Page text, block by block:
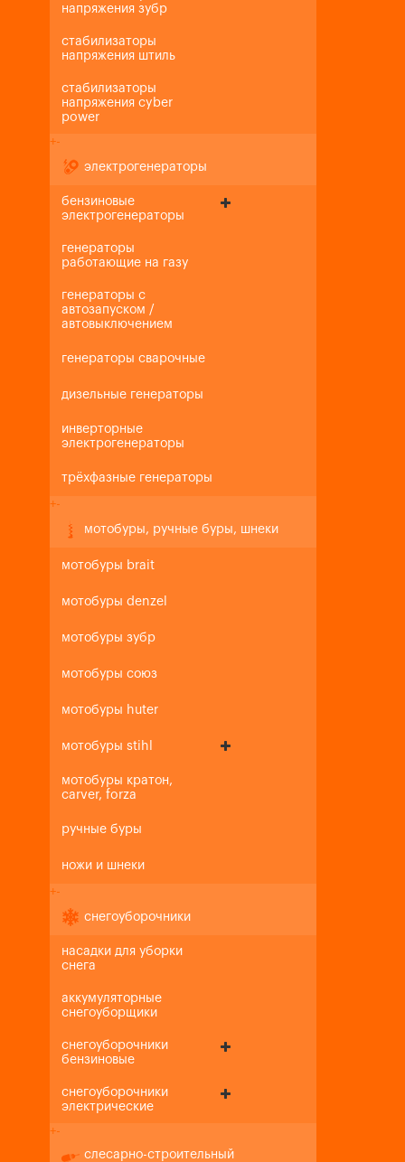
напряжения зубр
стабилизаторы
напряжения штиль
стабилизаторы
напряжения cyber
power
+-
электрогенераторы
бензиновые
электрогенераторы
генераторы
работающие на газу
генераторы с
автозапуском /
автовыключением
генераторы сварочные
дизельные генераторы
инверторные
электрогенераторы
трёхфазные генераторы
+-
мотобуры, ручные буры, шнеки
мотобуры brait
мотобуры denzel
мотобуры зубр
мотобуры союз
мотобуры huter
мотобуры stihl
мотобуры кратон,
carver, forza
ручные буры
ножи и шнеки
+-
снегоуборочники
насадки для уборки
снега
аккумуляторные
снегоуборщики
снегоуборочники
бензиновые
снегоуборочники
электрические
+-
слесарно-строительный